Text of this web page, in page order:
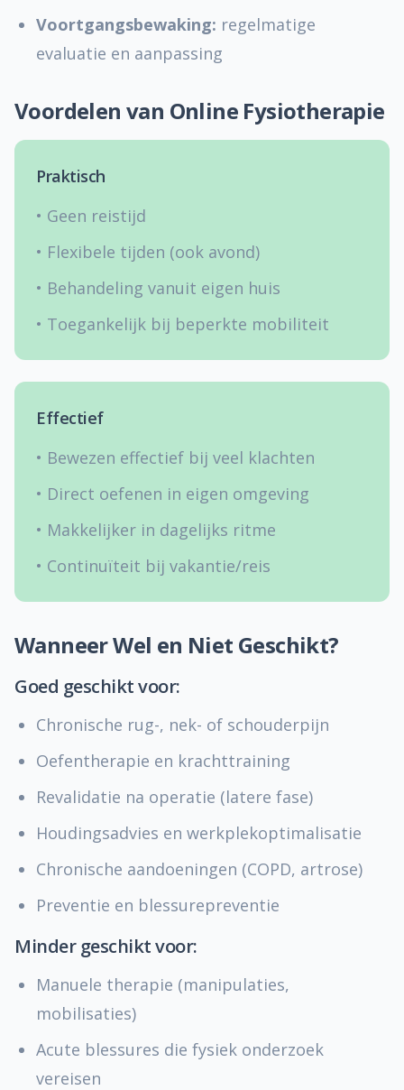
Voortgangsbewaking: regelmatige
evaluatie en aanpassing
Voordelen van Online Fysiotherapie
Praktisch
• Geen reistijd
• Flexibele tijden (ook avond)
• Behandeling vanuit eigen huis
• Toegankelijk bij beperkte mobiliteit
Effectief
• Bewezen effectief bij veel klachten
• Direct oefenen in eigen omgeving
• Makkelijker in dagelijks ritme
• Continuïteit bij vakantie/reis
Wanneer Wel en Niet Geschikt?
Goed geschikt voor:
Chronische rug-, nek- of schouderpijn
Oefentherapie en krachttraining
Revalidatie na operatie (latere fase)
Houdingsadvies en werkplekoptimalisatie
Chronische aandoeningen (COPD, artrose)
Preventie en blessurepreventie
Minder geschikt voor:
Manuele therapie (manipulaties,
mobilisaties)
Acute blessures die fysiek onderzoek
vereisen